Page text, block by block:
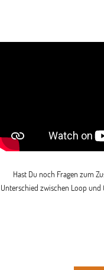
Hast Du noch Fragen zum
Unterschied zwischen Loop und